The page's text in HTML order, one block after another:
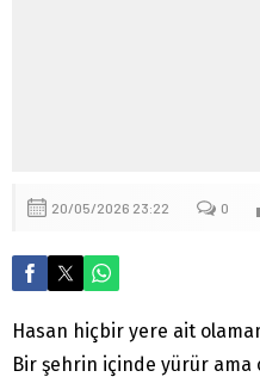
20/05/2026 23:22 0
Hasan hiçbir yere ait
Bir şehrin içinde yürür ama